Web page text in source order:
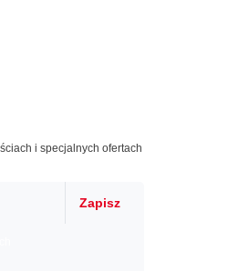
i specjalnych ofertach
Zapisz